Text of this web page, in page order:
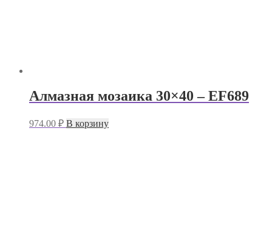
Алмазная мозаика 30×40 – EF689
974.00 ₽ В корзину